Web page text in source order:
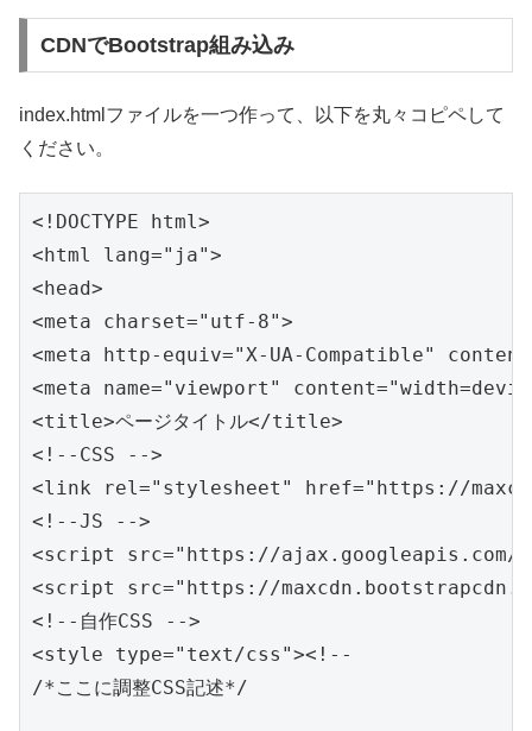
CDNでBootstrap組み込み
index.htmlファイルを一つ作って、以下を丸々コピペして
ください。
<!DOCTYPE html>
<html lang="ja">
<head>
<meta charset="utf-8">
<meta http-equiv="X-UA-Compatible"
<meta name="viewport"
<title>ページタイトル</title>
<!--CSS -->
<link rel="stylesheet" href="https://
<!--JS -->
<script src="https://
<script src="https://
<!--自作CSS -->
<style type="text/css"><!--
/*ここに調整CSS記述*/